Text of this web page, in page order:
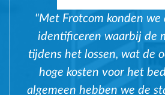
"Met Frotcom konden we
identificeren waarbij de
tijdens het lossen, wat de
hoge kosten voor het
algemeen hebben we de